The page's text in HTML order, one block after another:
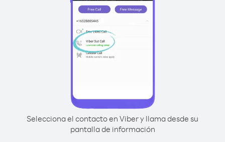
Selecciona el contacto en Viber y llama desde su
pantalla de información